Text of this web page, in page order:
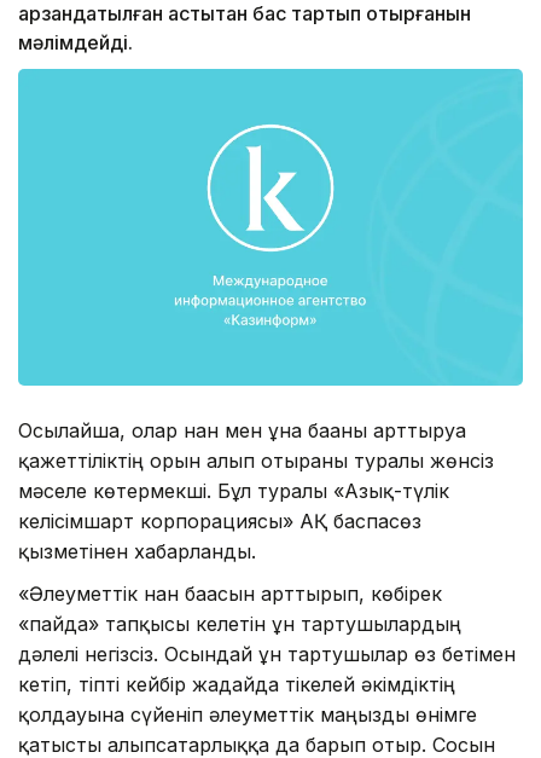
арзандатылған астықтан бас тартып отырғанын
мәлімдейді.
Осылайша, олар нан мен ұнға бағаны арттыруға
қажеттіліктің орын алып отырғаны туралы жөнсіз
мәселе көтермекші. Бұл туралы «Азық-түлік
келісімшарт корпорациясы» АҚ баспасөз
қызметінен хабарланды.
«Әлеуметтік нан бағасын арттырып, көбірек
«пайда» тапқысы келетін ұн тартушылардың
дәлелі негізсіз. Осындай ұн тартушылар өз бетімен
кетіп, тіпті кейбір жағдайда тікелей әкімдіктің
қолдауына сүйеніп әлеуметтік маңызды өнімге
қатысты алыпсатарлыққа да барып отыр. Сосын